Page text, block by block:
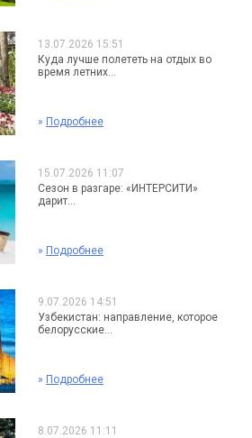
13.07.2026 15:51
Куда лучше полететь на отдых во
время летних...
» Подробнее
15.07.2026 11:07
Сезон в разгаре: «ИНТЕРСИТИ»
дарит...
» Подробнее
9.07.2026 14:51
Узбекистан: направление, которое
белорусские...
» Подробнее
8.07.2026 11:11